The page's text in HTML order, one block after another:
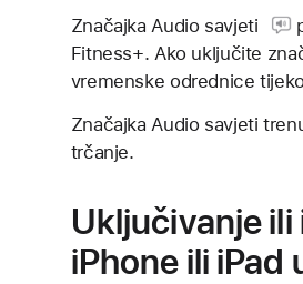
Značajka Audio savjeti
Fitness+. Ako uključite
vremenske odrednice
Značajka Audio savjeti
trčanje.
Uključivanje
iPhone ili iPad